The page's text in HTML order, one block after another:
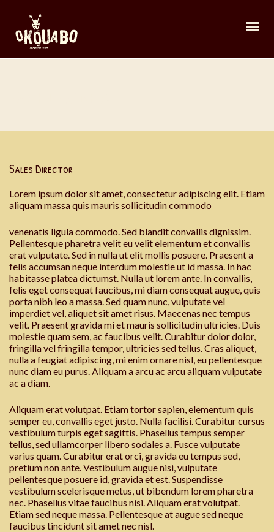
Sales Director
Lorem ipsum dolor sit amet, consectetur adipiscing elit. Etiam
aliquam massa quis mauris sollicitudin commodo
venenatis ligula commodo. Sed blandit convallis dignissim.
Pellentesque pharetra velit eu velit elementum et convallis
erat vulputate. Sed in nulla ut elit mollis posuere. Praesent a
felis accumsan neque interdum molestie ut id massa. In hac
habitasse platea dictumst. Nulla ut lorem ante. In convallis,
felis eget consequat faucibus, mi diam consequat augue, quis
porta nibh leo a massa. Sed quam nunc, vulputate vel
imperdiet vel, aliquet sit amet risus. Maecenas nec tempus
velit. Praesent gravida mi et mauris sollicitudin ultricies. Duis
molestie quam sem, ac faucibus velit. Curabitur dolor dolor,
fringilla vel fringilla tempor, ultricies sed tellus. Cras aliquet,
nulla a feugiat adipiscing, mi enim ornare nisl, eu pellentesque
nunc diam eu purus. Aliquam a arcu ac arcu aliquam vulputate
ac a diam.
Aliquam erat volutpat. Etiam tortor sapien, elementum quis
semper eu, convallis eget justo. Nulla facilisi. Curabitur cursus
vestibulum turpis eget sagittis. Phasellus tempus semper
tellus, sed ullamcorper libero sodales a. Fusce vulputate
varius quam. Curabitur erat orci, gravida eu tempus sed,
pretium non ante. Vestibulum augue nisi, vulputate
pellentesque posuere id, gravida et est. Suspendisse
vestibulum scelerisque metus, ut bibendum lorem pharetra
nec. Phasellus vitae faucibus nisi. Aliquam erat volutpat.
Etiam sed neque massa. Pellentesque at augue sed neque
faucibus tincidunt sit amet nec nisl.